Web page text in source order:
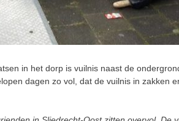
in het dorp is vuilnis naast de
dagen zo vol, dat de vuilnis in zakken